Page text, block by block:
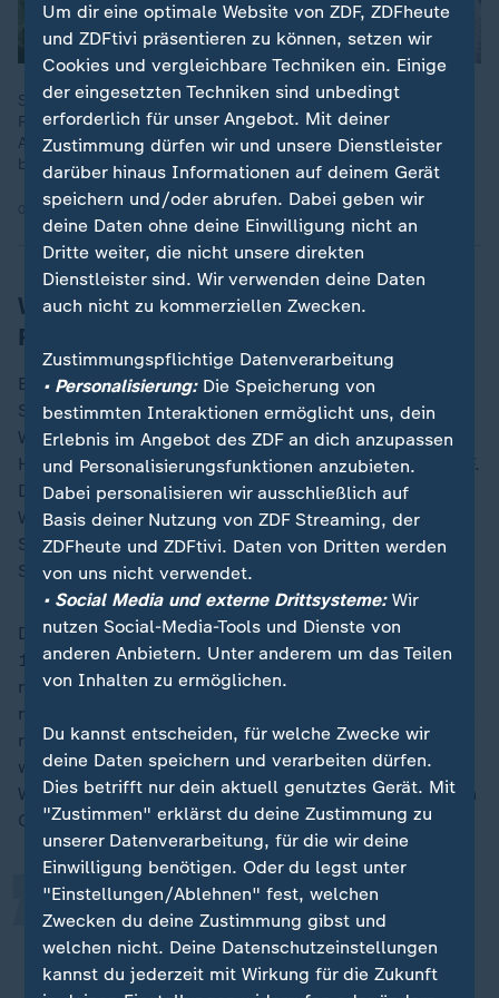
Schlangen, Chamäleons, Geckos – immer wieder landen
Reptilien durch illegalen Handel in Deutschland. Eine
Auffangstation in Bayern kämpft gegen die Exporte und die
bestehenden Gesetzeslücken.
01.12.2025 | 4:00 min
Wanderroute der Leitkuh auf dem
Rechner
Ein paar der Auswilderungskandidaten, wie die Leitkuh
Spirgit, sind mit Sendehalsbändern ausgerüstet. Ihre
Wanderrouten landen so auf dem Rechner von Aurel
Heidelberg, dem Leiter des Wisent-Projekts beim WWF.
Der WWF ist Partner bei diesem großen
Wiederansiedlungsprojekt. Der Experte kann durch die
Signale der Halsbänder verfolgen, wo seine
Schützlinge unterwegs sind und ob es ihnen gut geht.
Denn auch wenn die Wisente imposante Tiere sind, im
130.000 Hektar großen Shadagh-Nationalpark ist es
nicht leicht, sie im Blick zu behalten. Futter im
natürlichen Lebensraum zu finden, würden die Zootiere
recht schnell lernen, so Aurel Heidelberg. Doch auch,
wenn Wisente nicht viele natürliche Feinde haben:
Wenn die Kälber auf die Welt kommen, lauern dennoch
Gefahren.
Das Wichtigste, was die Tiere
erlernen müssen, sind ihre
natürlichen Instinkte gegenüber
„
Um dir eine optimale Website von ZDF, ZDFheute
und ZDFtivi präsentieren zu können, setzen wir
Cookies und vergleichbare Techniken ein. Einige
der eingesetzten Techniken sind unbedingt
erforderlich für unser Angebot. Mit deiner
Zustimmung dürfen wir und unsere Dienstleister
darüber hinaus Informationen auf deinem Gerät
speichern und/oder abrufen. Dabei geben wir
deine Daten ohne deine Einwilligung nicht an
Dritte weiter, die nicht unsere direkten
Dienstleister sind. Wir verwenden deine Daten
auch nicht zu kommerziellen Zwecken.
Zustimmungspflichtige Datenverarbeitung
• Personalisierung:Die Speicherung von
bestimmten Interaktionen ermöglicht uns, dein
Erlebnis im Angebot des ZDF an dich anzupassen
und Personalisierungsfunktionen anzubieten.
Dabei personalisieren wir ausschließlich auf
Basis deiner Nutzung von ZDF Streaming, der
ZDFheute und ZDFtivi. Daten von Dritten werden
von uns nicht verwendet.
• Social Media und externe Drittsysteme:Wir
nutzen Social-Media-Tools und Dienste von
anderen Anbietern. Unter anderem um das Teilen
von Inhalten zu ermöglichen.
Du kannst entscheiden, für welche Zwecke wir
deine Daten speichern und verarbeiten dürfen.
Dies betrifft nur dein aktuell genutztes Gerät. Mit
"Zustimmen" erklärst du deine Zustimmung zu
unserer Datenverarbeitung, für die wir deine
Einwilligung benötigen. Oder du legst unter
"Einstellungen/Ablehnen" fest, welchen
Zwecken du deine Zustimmung gibst und
welchen nicht. Deine Datenschutzeinstellungen
kannst du jederzeit mit Wirkung für die Zukunft